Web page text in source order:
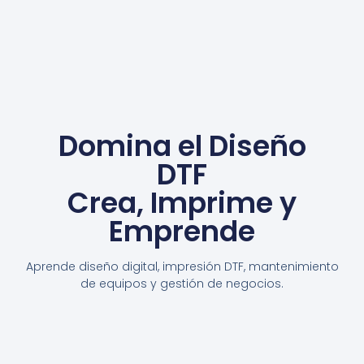
Domina el Diseño
DTF
Crea, Imprime y
Emprende
Aprende diseño digital, impresión DTF, mantenimiento
de equipos y gestión de negocios.